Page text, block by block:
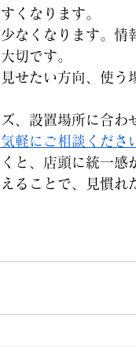
くなります。
なくなります。情
切です。
せたい方向、使う
、設置場所に合わ
軽にご相談くださ
と、店頭に統一感
ることで、見慣れ